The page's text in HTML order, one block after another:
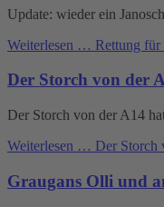
Update: wieder ein
Weiterlesen … Rettung für
Der Storch von der
Der Storch von der A14
Weiterlesen … Der Storch
Graugans Olli und